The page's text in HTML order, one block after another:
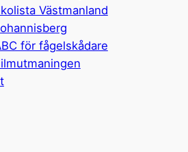
Västmanland
för fågelskådare